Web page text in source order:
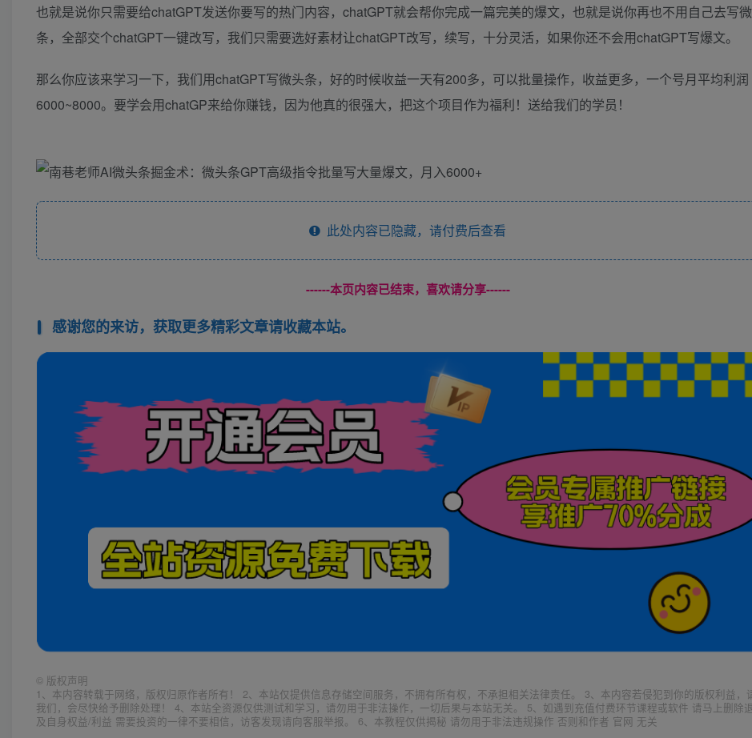
也就是说你只需要给chatGPT发送你要写的热门内容，chatGPT就会帮你完成一篇完美的爆文，也就是说你再也不用自己去写
条，全部交个chatGPT一键改写，我们只需要选好素材让chatGPT改写，续写，十分灵活，如果你还不会用chatGPT写爆文。
那么你应该来学习一下，我们用chatGPT写微头条，好的时候收益一天有200多，可以批量操作，收益更多，一个号月平均利润
6000~8000。要学会用chatGP来给你赚钱，因为他真的很强大，把这个项目作为福利！送给我们的学员！
此处内容已隐藏，请付费后查看
------本页内容已结束，喜欢请分享------
感谢您的来访，获取更多精彩文章请收藏本站。
© 版权声明
1、本内容转载于网络，版权归原作者所有！ 2、本站仅提供信息存储空间服务，不拥有所有权，不承担相关法律责任。 3、本内容若侵犯到你的版权利益，
我们，会尽快给予删除处理！ 4、本站全资源仅供测试和学习，请勿用于非法操作，一切后果与本站无关。 5、如遇到充值付费环节课程或软件 请马上删除
及自身权益/利益 需要投资的一律不要相信，访客发现请向客服举报。 6、本教程仅供揭秘 请勿用于非法违规操作 否则和作者 官网 无关